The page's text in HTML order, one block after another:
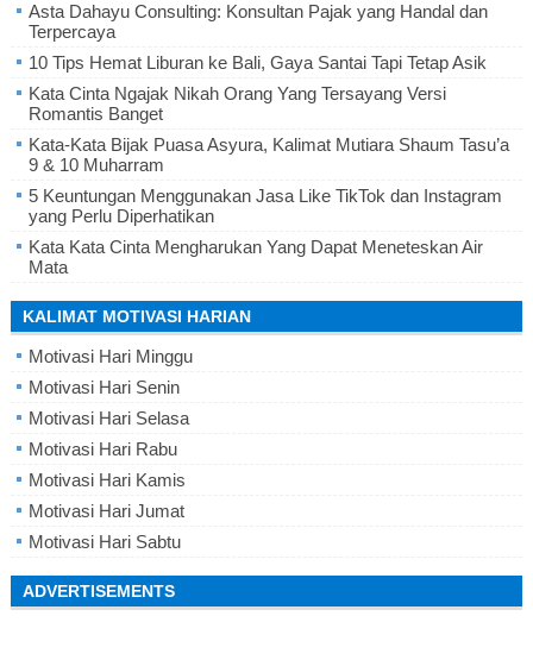
Asta Dahayu Consulting: Konsultan Pajak yang Handal dan
Terpercaya
10 Tips Hemat Liburan ke Bali, Gaya Santai Tapi Tetap Asik
Kata Cinta Ngajak Nikah Orang Yang Tersayang Versi
Romantis Banget
Kata-Kata Bijak Puasa Asyura, Kalimat Mutiara Shaum Tasu’a
9 & 10 Muharram
5 Keuntungan Menggunakan Jasa Like TikTok dan Instagram
yang Perlu Diperhatikan
Kata Kata Cinta Mengharukan Yang Dapat Meneteskan Air
Mata
KALIMAT MOTIVASI HARIAN
Motivasi Hari Minggu
Motivasi Hari Senin
Motivasi Hari Selasa
Motivasi Hari Rabu
Motivasi Hari Kamis
Motivasi Hari Jumat
Motivasi Hari Sabtu
ADVERTISEMENTS